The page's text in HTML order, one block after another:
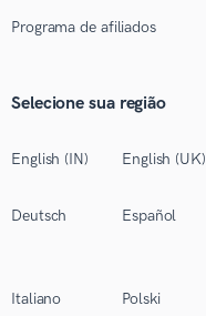
Programa de afiliados
Selecione sua região
English (IN) English (UK)
Deutsch Español
Italiano Polski